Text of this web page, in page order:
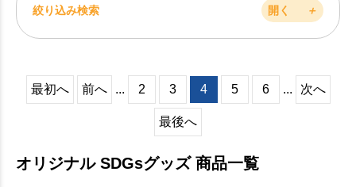
絞り込み検索 開く ＋
最初へ 前へ ... 2 3 4 5 6 ... 次へ
最後へ
オリジナル SDGsグッズ 商品一覧